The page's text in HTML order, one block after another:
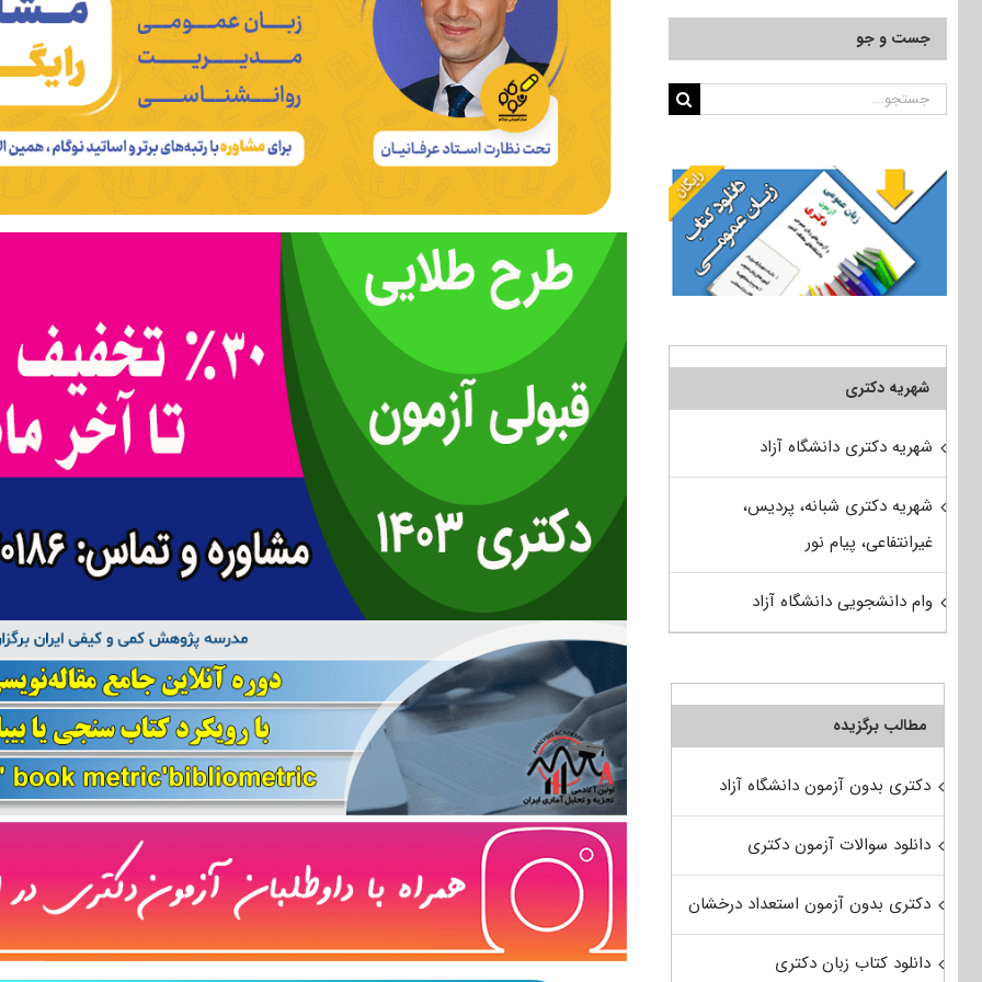
جست و جو
جستجو
شهریه دکتری
شهریه دکتری دانشگاه آزاد
شهریه دکتری شبانه، پردیس،
غیرانتفاعی، پیام نور
وام دانشجویی دانشگاه آزاد
مطالب برگزیده
دکتری بدون آزمون دانشگاه آزاد
دانلود سوالات آزمون دکتری
دکتری بدون آزمون استعداد درخشان
دانلود کتاب زبان دکتری